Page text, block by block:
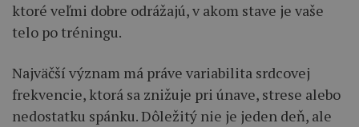
ktoré veľmi dobre odrážajú, v akom stave je vaše
telo po tréningu.
Najväčší význam má práve variabilita srdcovej
frekvencie, ktorá sa znižuje pri únave, strese alebo
nedostatku spánku. Dôležitý nie je jeden deň, ale